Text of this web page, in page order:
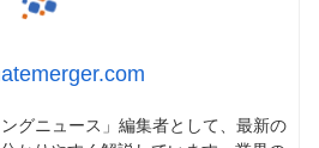
グニュース」編集者として、最新の